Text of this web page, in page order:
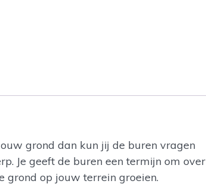
grond dan kun jij de buren vragen
Je geeft de buren een termijn om over
grond op jouw terrein groeien.